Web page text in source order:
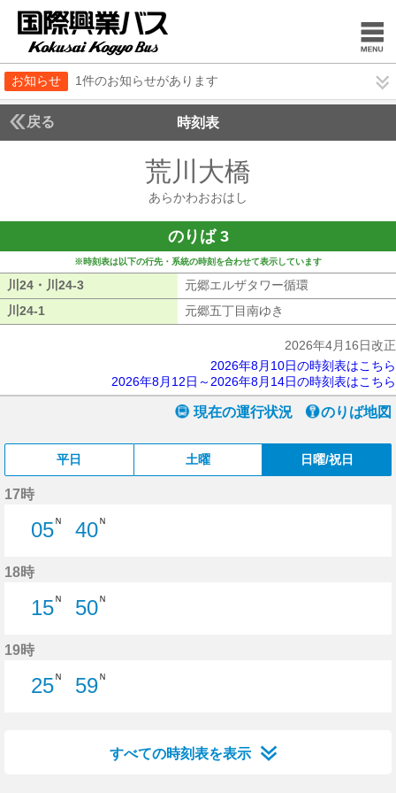
お知らせ 1件のお知らせがあります
戻る 時刻表
荒川大橋
あらかわおおはし
のりば 3
※時刻表は以下の行先・系統の時刻を合わせて表示しています
川24・川24-3 元郷エルザタワー循環
川24-1
元郷五丁目南ゆき
2026年4月16日改正
2026年8月10日の時刻表はこちら
2026年8月12日～2026年8月14日の時刻表はこちら
現在の運行状況 のりば地図
平日 土曜 日曜/祝日
17時
05Ｎ
40Ｎ
18時
15Ｎ
50Ｎ
19時
25Ｎ
59Ｎ
すべての時刻表を表示